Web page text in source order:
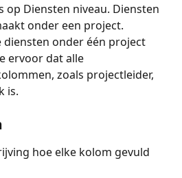
op Diensten niveau. Diensten
onder een project.
diensten onder één project
ervoor dat alle
zoals projectleider,
is.
hoe elke kolom gevuld